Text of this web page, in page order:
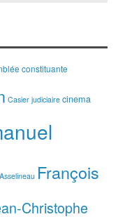
constituante
Casier judiciaire cinema
François
Christophe